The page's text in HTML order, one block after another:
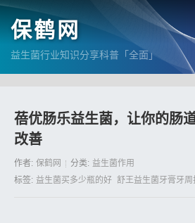
保鹤网
益生菌行业知识分享科普「全面」
蓓优肠乐益生菌，让你的肠
改善
作者: 保鹤网 分类: 益生菌作用
标签: 益生菌买多少瓶的好 舒王益生菌牙膏牙周